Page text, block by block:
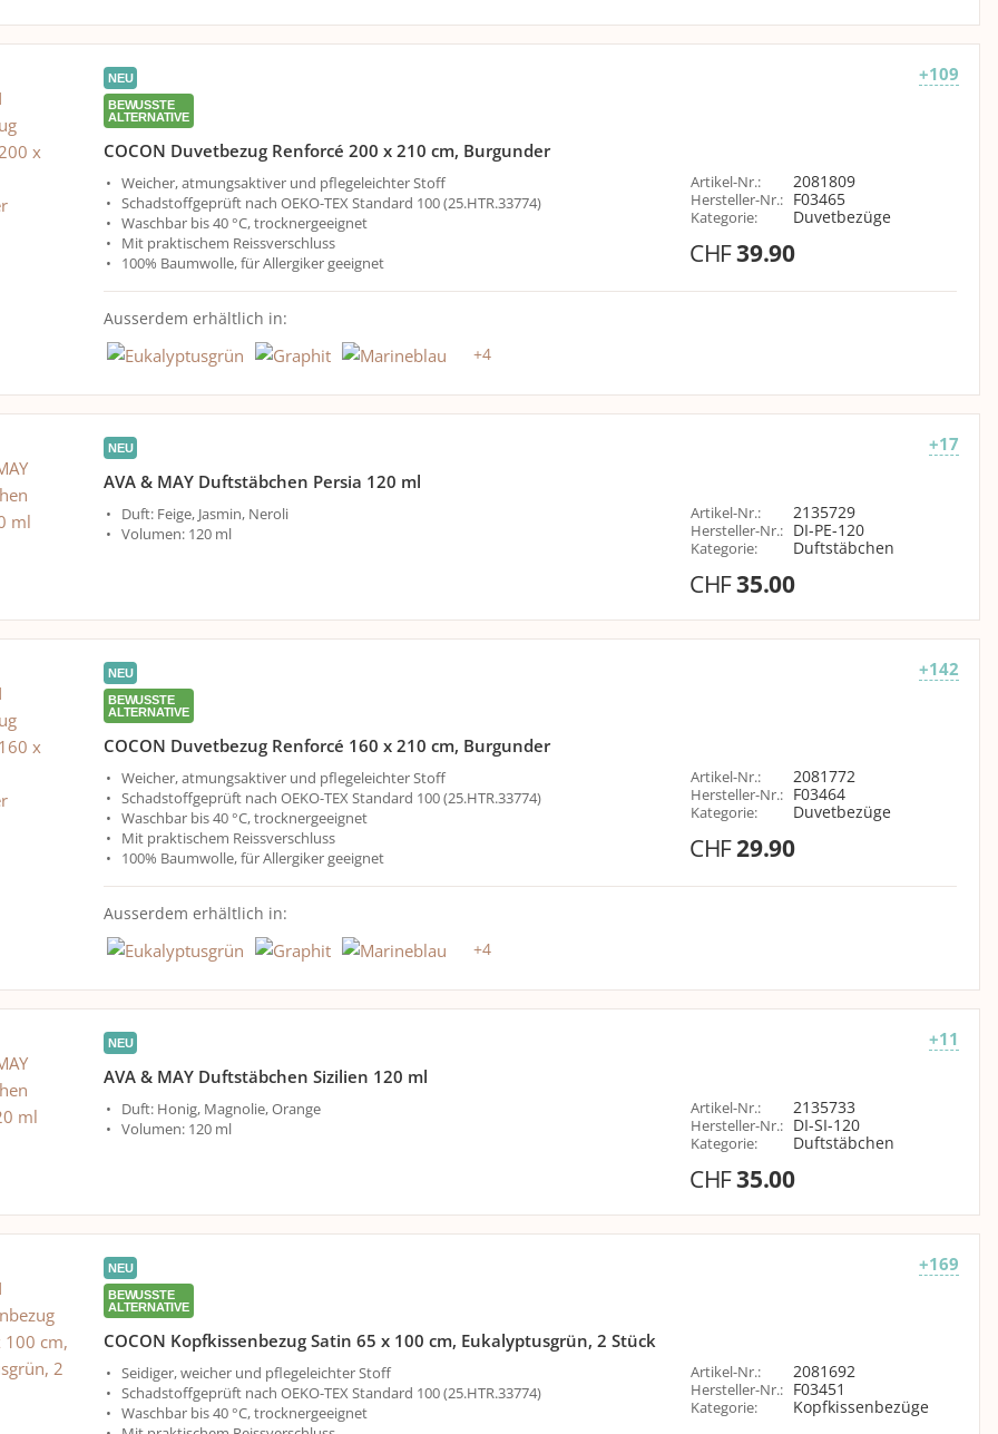
+109
NEU
BEWUSSTE
ALTERNATIVE
COCON Duvetbezug Renforcé 200 x 210 cm, Burgunder
Weicher, atmungsaktiver und pflegeleichter Stoff
Schadstoffgeprüft nach OEKO-TEX Standard 100 (25.HTR.33774)
Waschbar bis 40 °C, trocknergeeignet
Mit praktischem Reissverschluss
100% Baumwolle, für Allergiker geeignet
Artikel-Nr.: 2081809
Hersteller-Nr.: F03465
Kategorie: Duvetbezüge
CHF39.90
Ausserdem erhältlich in:
+4
+17
NEU
AVA & MAY Duftstäbchen Persia 120 ml
Duft: Feige, Jasmin, Neroli
Volumen: 120 ml
Artikel-Nr.: 2135729
Hersteller-Nr.: DI-PE-120
Kategorie: Duftstäbchen
CHF35.00
+142
NEU
BEWUSSTE
ALTERNATIVE
COCON Duvetbezug Renforcé 160 x 210 cm, Burgunder
Weicher, atmungsaktiver und pflegeleichter Stoff
Schadstoffgeprüft nach OEKO-TEX Standard 100 (25.HTR.33774)
Waschbar bis 40 °C, trocknergeeignet
Mit praktischem Reissverschluss
100% Baumwolle, für Allergiker geeignet
Artikel-Nr.: 2081772
Hersteller-Nr.: F03464
Kategorie: Duvetbezüge
CHF29.90
Ausserdem erhältlich in:
+4
+11
NEU
AVA & MAY Duftstäbchen Sizilien 120 ml
Duft: Honig, Magnolie, Orange
Volumen: 120 ml
Artikel-Nr.: 2135733
Hersteller-Nr.: DI-SI-120
Kategorie: Duftstäbchen
CHF35.00
+169
NEU
BEWUSSTE
ALTERNATIVE
COCON Kopfkissenbezug Satin 65 x 100 cm, Eukalyptusgrün, 2 Stück
Seidiger, weicher und pflegeleichter Stoff
Schadstoffgeprüft nach OEKO-TEX Standard 100 (25.HTR.33774)
Waschbar bis 40 °C, trocknergeeignet
Artikel-Nr.: 2081692
Hersteller-Nr.: F03451
Kategorie: Kopfkissenbezüge